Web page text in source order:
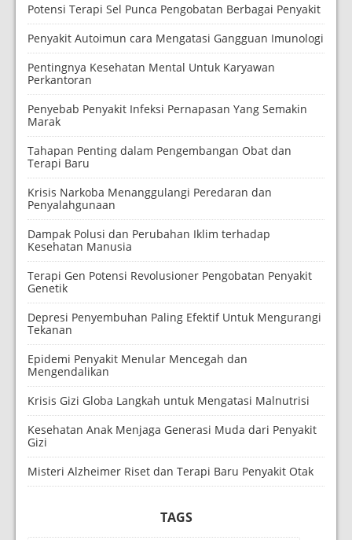
Potensi Terapi Sel Punca Pengobatan Berbagai Penyakit
Penyakit Autoimun cara Mengatasi Gangguan Imunologi
Pentingnya Kesehatan Mental Untuk Karyawan
Perkantoran
Penyebab Penyakit Infeksi Pernapasan Yang Semakin
Marak
Tahapan Penting dalam Pengembangan Obat dan
Terapi Baru
Krisis Narkoba Menanggulangi Peredaran dan
Penyalahgunaan
Dampak Polusi dan Perubahan Iklim terhadap
Kesehatan Manusia
Terapi Gen Potensi Revolusioner Pengobatan Penyakit
Genetik
Depresi Penyembuhan Paling Efektif Untuk Mengurangi
Tekanan
Epidemi Penyakit Menular Mencegah dan
Mengendalikan
Krisis Gizi Globa Langkah untuk Mengatasi Malnutrisi
Kesehatan Anak Menjaga Generasi Muda dari Penyakit
Gizi
Misteri Alzheimer Riset dan Terapi Baru Penyakit Otak
TAGS